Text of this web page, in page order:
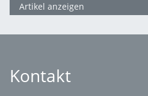
Artikel anzeigen
Kontakt